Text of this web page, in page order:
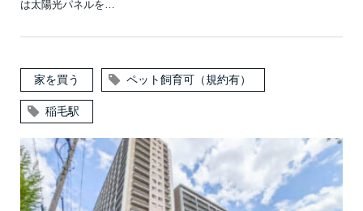
は太陽光パネルを…
家を買う ペット飼育可（規約有）
稲毛駅